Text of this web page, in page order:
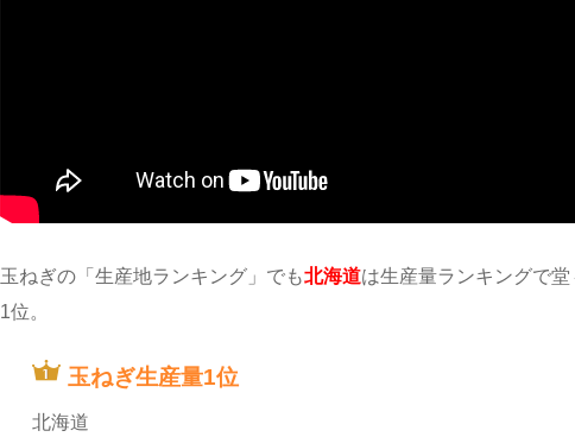
玉ねぎの「生産地ランキング」でも北海道は生産量ランキングで堂
1位。
玉ねぎ生産量1位
北海道